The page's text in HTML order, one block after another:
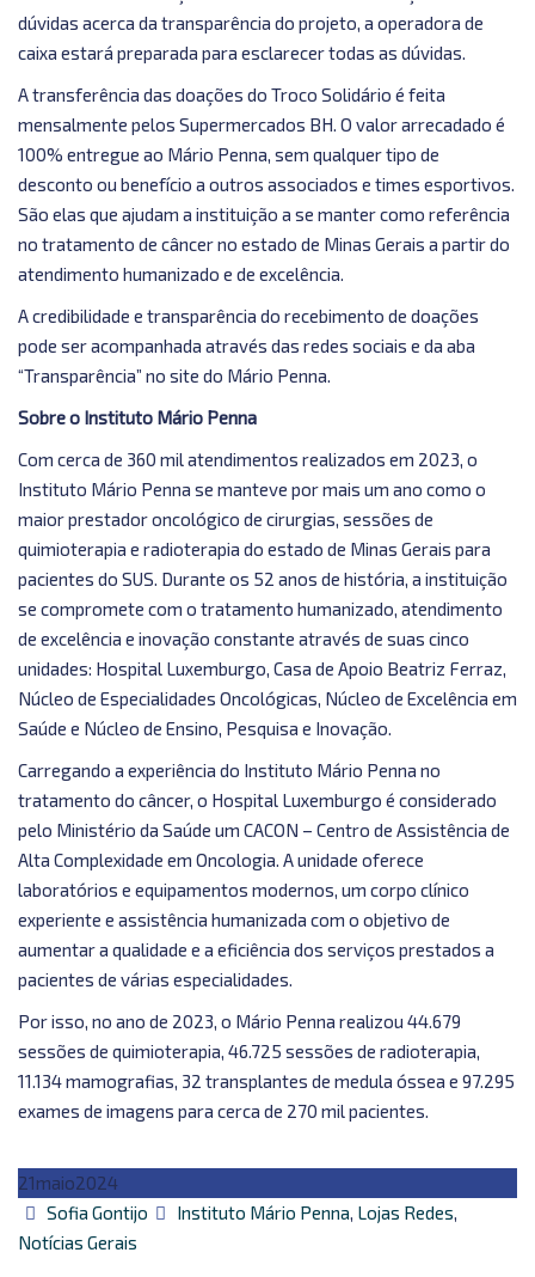
dúvidas acerca da transparência do projeto, a operadora de
caixa estará preparada para esclarecer todas as dúvidas.
A transferência das doações do Troco Solidário é feita
mensalmente pelos Supermercados BH. O valor arrecadado é
100% entregue ao Mário Penna, sem qualquer tipo de
desconto ou benefício a outros associados e times esportivos.
São elas que ajudam a instituição a se manter como referência
no tratamento de câncer no estado de Minas Gerais a partir do
atendimento humanizado e de excelência.
A credibilidade e transparência do recebimento de doações
pode ser acompanhada através das redes sociais e da aba
“Transparência” no site do Mário Penna.
Sobre o Instituto Mário Penna
Com cerca de 360 mil atendimentos realizados em 2023, o
Instituto Mário Penna se manteve por mais um ano como o
maior prestador oncológico de cirurgias, sessões de
quimioterapia e radioterapia do estado de Minas Gerais para
pacientes do SUS. Durante os 52 anos de história, a instituição
se compromete com o tratamento humanizado, atendimento
de excelência e inovação constante através de suas cinco
unidades: Hospital Luxemburgo, Casa de Apoio Beatriz Ferraz,
Núcleo de Especialidades Oncológicas, Núcleo de Excelência em
Saúde e Núcleo de Ensino, Pesquisa e Inovação.
Carregando a experiência do Instituto Mário Penna no
tratamento do câncer, o Hospital Luxemburgo é considerado
pelo Ministério da Saúde um CACON – Centro de Assistência de
Alta Complexidade em Oncologia. A unidade oferece
laboratórios e equipamentos modernos, um corpo clínico
experiente e assistência humanizada com o objetivo de
aumentar a qualidade e a eficiência dos serviços prestados a
pacientes de várias especialidades.
Por isso, no ano de 2023, o Mário Penna realizou 44.679
sessões de quimioterapia, 46.725 sessões de radioterapia,
11.134 mamografias, 32 transplantes de medula óssea e 97.295
exames de imagens para cerca de 270 mil pacientes.
21maio2024
Autor
Sofia Gontijo Categorias
Instituto Mário Penna, Lojas Redes,
Notícias Gerais